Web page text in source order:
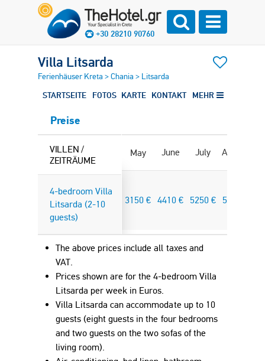
+30 28210 90760
Villa Litsarda
Ferienhäuser Kreta >Chania > Litsarda
STARTSEITE FOTOS KARTE KONTAKT MEHR
Preise
VILLEN /
ZEITRÄUME
4-bedroom Villa
Litsarda (2-10
guests)
May June July August
3150€ 4410€ 5250€ 5250
The above prices include all taxes and
VAT.
Prices shown are for the 4-bedroom Villa
Litsarda per week in Euros.
Villa Litsarda can accommodate up to 10
guests (eight guests in the four bedrooms
and two guests on the two sofas of the
living room).